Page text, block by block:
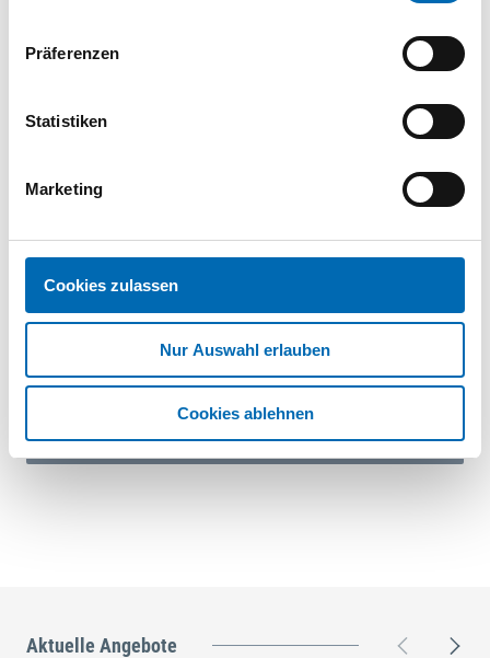
Präferenzen
Statistiken
Marketing
Cookies zulassen
Nur Auswahl erlauben
Cookies ablehnen
PDF
PDF
EU-Konformitätserklärung
Aktuelle Angebote